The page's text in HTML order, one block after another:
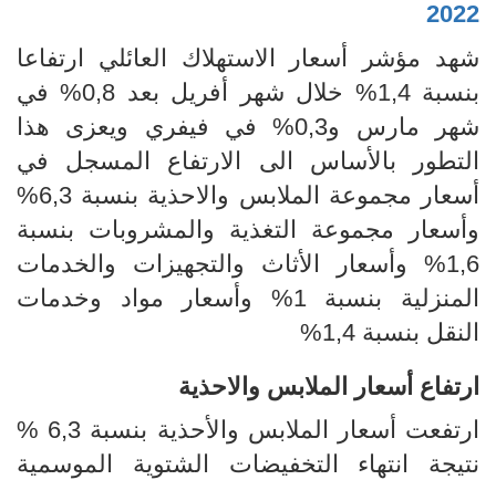
2022
شهد مؤشر أسعار الاستهلاك العائلي ارتفاعا
بنسبة 1,4% خلال شهر أفريل بعد 0,8% في
شهر مارس و0,3% في فيفري ويعزى هذا
التطور بالأساس الى الارتفاع المسجل في
أسعار مجموعة الملابس والاحذية بنسبة 6,3%
وأسعار مجموعة التغذية والمشروبات بنسبة
1,6% وأسعار الأثاث والتجهيزات والخدمات
المنزلية بنسبة 1% وأسعار مواد وخدمات
النقل بنسبة 1,4%
ارتفاع أسعار الملابس والاحذية
ارتفعت أسعار الملابس والأحذية بنسبة 6,3 %
نتيجة انتهاء التخفيضات الشتوية الموسمية